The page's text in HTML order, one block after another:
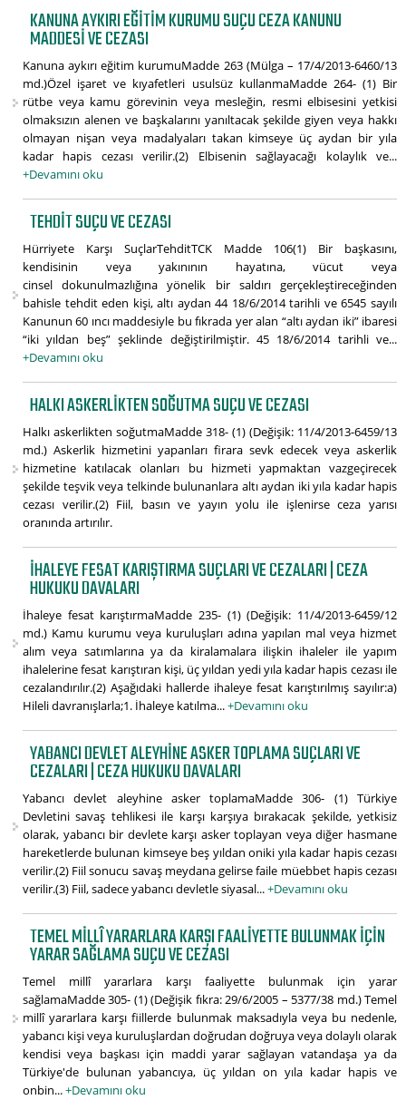
KANUNA AYKIRI EĞITIM KURUMU SUÇU CEZA KANUNU
MADDESI VE CEZASI
Kanuna aykırı eğitim kurumuMadde 263 (Mülga – 17/4/2013-6460/13
md.)Özel işaret ve kıyafetleri usulsüz kullanmaMadde 264- (1) Bir
rütbe veya kamu görevinin veya mesleğin, resmi elbisesini yetkisi
olmaksızın alenen ve başkalarını yanıltacak şekilde giyen veya hakkı
olmayan nişan veya madalyaları takan kimseye üç aydan bir yıla
kadar hapis cezası verilir.(2) Elbisenin sağlayacağı kolaylık ve...
+Devamını oku
TEHDIT SUÇU VE CEZASI
Hürriyete Karşı SuçlarTehditTCK Madde 106(1) Bir başkasını,
kendisinin veya yakınının hayatına, vücut veya
cinsel dokunulmazlığına yönelik bir saldırı gerçekleştireceğinden
bahisle tehdit eden kişi, altı aydan 44 18/6/2014 tarihli ve 6545 sayılı
Kanunun 60 ıncı maddesiyle bu fıkrada yer alan “altı aydan iki” ibaresi
“iki yıldan beş” şeklinde değiştirilmiştir. 45 18/6/2014 tarihli ve...
+Devamını oku
HALKI ASKERLIKTEN SOĞUTMA SUÇU VE CEZASI
Halkı askerlikten soğutmaMadde 318- (1) (Değişik: 11/4/2013-6459/13
md.) Askerlik hizmetini yapanları firara sevk edecek veya askerlik
hizmetine katılacak olanları bu hizmeti yapmaktan vazgeçirecek
şekilde teşvik veya telkinde bulunanlara altı aydan iki yıla kadar hapis
cezası verilir.(2) Fiil, basın ve yayın yolu ile işlenirse ceza yarısı
oranında artırılır.
İHALEYE FESAT KARIŞTIRMA SUÇLARI VE CEZALARI | CEZA
HUKUKU DAVALARI
İhaleye fesat karıştırmaMadde 235- (1) (Değişik: 11/4/2013-6459/12
md.) Kamu kurumu veya kuruluşları adına yapılan mal veya hizmet
alım veya satımlarına ya da kiralamalara ilişkin ihaleler ile yapım
ihalelerine fesat karıştıran kişi, üç yıldan yedi yıla kadar hapis cezası ile
cezalandırılır.(2) Aşağıdaki hallerde ihaleye fesat karıştırılmış sayılır:a)
Hileli davranışlarla;1. İhaleye katılma...+Devamını oku
YABANCI DEVLET ALEYHINE ASKER TOPLAMA SUÇLARI VE
CEZALARI | CEZA HUKUKU DAVALARI
Yabancı devlet aleyhine asker toplamaMadde 306- (1) Türkiye
Devletini savaş tehlikesi ile karşı karşıya bırakacak şekilde, yetkisiz
olarak, yabancı bir devlete karşı asker toplayan veya diğer hasmane
hareketlerde bulunan kimseye beş yıldan oniki yıla kadar hapis cezası
verilir.(2) Fiil sonucu savaş meydana gelirse faile müebbet hapis cezası
verilir.(3) Fiil, sadece yabancı devletle siyasal...+Devamını oku
TEMEL MILLÎ YARARLARA KARŞI FAALIYETTE BULUNMAK IÇIN
YARAR SAĞLAMA SUÇU VE CEZASI
Temel millî yararlara karşı faaliyette bulunmak için yarar
sağlamaMadde 305- (1) (Değişik fıkra: 29/6/2005 – 5377/38 md.) Temel
millî yararlara karşı fiillerde bulunmak maksadıyla veya bu nedenle,
yabancı kişi veya kuruluşlardan doğrudan doğruya veya dolaylı olarak
kendisi veya başkası için maddi yarar sağlayan vatandaşa ya da
Türkiye'de bulunan yabancıya, üç yıldan on yıla kadar hapis ve
onbin...+Devamını oku